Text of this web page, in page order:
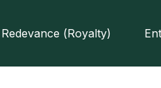
Redevance (Royalty)